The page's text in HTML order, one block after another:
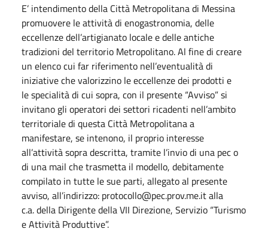
E’ intendimento della Città Metropolitana di Messina
promuovere le attività di enogastronomia, delle
eccellenze dell’artigianato locale e delle antiche
tradizioni del territorio Metropolitano. Al fine di creare
un elenco cui far riferimento nell’eventualità di
iniziative che valorizzino le eccellenze dei prodotti e
le specialità di cui sopra, con il presente “Avviso” si
invitano gli operatori dei settori ricadenti nell’ambito
territoriale di questa Città Metropolitana a
manifestare, se intenono, il proprio interesse
all’attività sopra descritta, tramite l’invio di una pec o
di una mail che trasmetta il modello, debitamente
compilato in tutte le sue parti, allegato al presente
avviso, all’indirizzo: protocollo@pec.prov.me.it alla
c.a. della Dirigente della VII Direzione, Servizio “Turismo
e Attività Produttive”.